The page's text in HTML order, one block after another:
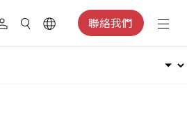
聯絡我們